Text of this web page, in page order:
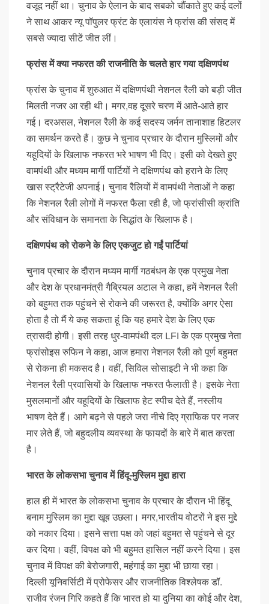
वजूद नहीं था। चुनाव के ऐलान के बाद सबको चौंकाते हुए कई दलों
ने साथ आकर न्यू पॉपुलर फ्रंट के एलायंस ने फ्रांस की संसद में
सबसे ज्यादा सीटें जीत लीं।
फ्रांस में क्या नफरत की राजनीति के चलते हार गया दक्षिणपंथ
फ्रांस के चुनाव में शुरुआत में दक्षिणपंथी नेशनल रैली को बड़ी जीत
मिलती नजर आ रही थी। मगर,वह दूसरे चरण में आते-आते हार
गई। दरअसल, नेशनल रैली के कई सदस्य जर्मन तानाशाह हिटलर
का समर्थन करते हैं। कुछ ने चुनाव प्रचार के दौरान मुस्लिमों और
यहूदियों के खिलाफ नफरत भरे भाषण भी दिए। इसी को देखते हुए
वामपंथी और मध्यम मार्गी पार्टियों ने दक्षिणपंथ को हराने के लिए
खास स्ट्रैटेजी अपनाई। चुनाव रैलियों में वामपंथी नेताओं ने कहा
कि नेशनल रैली लोगों में नफरत फैला रही है, जो फ्रांसीसी क्रांति
और संविधान के समानता के सिद्धांत के खिलाफ है।
दक्षिणपंथ को रोकने के लिए एकजुट हो गईं पार्टियां
चुनाव प्रचार के दौरान मध्यम मार्गी गठबंधन के एक प्रमुख नेता
और देश के प्रधानमंत्री गैब्रियल अटाल ने कहा, हमें नेशनल रैली
को बहुमत तक पहुंचने से रोकने की जरूरत है, क्योंकि अगर ऐसा
होता है तो मैं ये कह सकता हूं कि यह हमारे देश के लिए एक
त्रासदी होगी। इसी तरह धुर-वामपंथी दल LFI के एक प्रमुख नेता
फ्रांसोइस रुफिन ने कहा, आज हमारा नेशनल रैली को पूर्ण बहुमत
से रोकना ही मकसद है। वहीं, सिविल सोसाइटी ने भी कहा कि
नेशनल रैली प्रवासियों के खिलाफ नफरत फैलाती है। इसके नेता
मुसलमानों और यहूदियों के खिलाफ हेट स्पीच देते हैं, नस्लीय
भाषण देते हैं। आगे बढ़ने से पहले जरा नीचे दिए ग्राफिक पर नजर
मार लेते हैं, जो बहुदलीय व्यवस्था के फायदों के बारे में बात करता
है।
भारत के लोकसभा चुनाव में हिंदू-मुस्लिम मुद्दा हारा
हाल ही में भारत के लोकसभा चुनाव के प्रचार के दौरान भी हिंदू
बनाम मुस्लिम का मुद्दा खूब उछला। मगर,भारतीय वोटरों ने इस मुद्दे
को नकार दिया। इसने सत्ता पक्ष को जहां बहुमत से पहुंचने से दूर
कर दिया। वहीं, विपक्ष को भी बहुमत हासिल नहीं करने दिया। इस
चुनाव में विपक्ष की बेरोजगारी, महंगाई का मुद्दा भी छाया रहा।
दिल्ली यूनिवर्सिटी में प्रोफेसर और राजनीतिक विश्लेषक डॉ.
राजीव रंजन गिरि कहते हैं कि भारत हो या दुनिया का कोई और देश,